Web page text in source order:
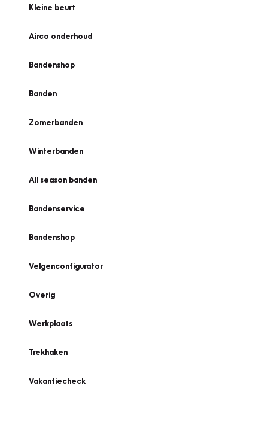
Kleine beurt
Airco onderhoud
Bandenshop
Banden
Zomerbanden
Winterbanden
All season banden
Bandenservice
Bandenshop
Velgenconfigurator
Overig
Werkplaats
Trekhaken
Vakantiecheck